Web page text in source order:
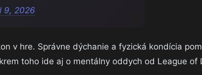
9, 2026
v hre. Správne dýchanie a fyzická kondícia
toho ide aj o mentálny oddych od League of